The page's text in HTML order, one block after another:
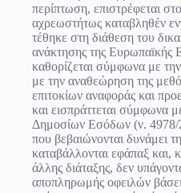
περίπτωση, επιστρέφεται
αχρεωστήτως καταβληθέν
τέθηκε στη διάθεση του
ανάκτησης της Ευρωπαϊκής
καθορίζεται σύμφωνα με
με την αναθεώρηση της
επιτοκίων αναφοράς και
και εισπράττεται σύμφωνα
Δημοσίων Εσόδων (ν. 4978/
που βεβαιώνονται δυνάμει
καταβάλλονται εφάπαξ και,
άλλης διάταξης, δεν
αποπληρωμής οφειλών